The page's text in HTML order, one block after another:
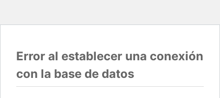
Error al establecer una conexión
con la base de datos